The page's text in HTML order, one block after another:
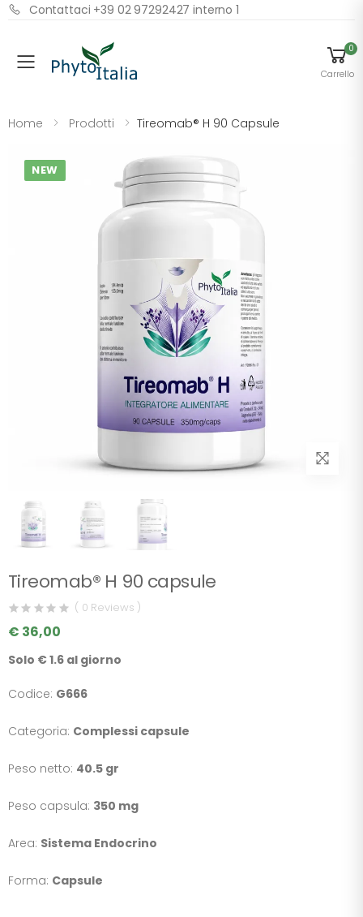
Contattaci +39 02 97292427 interno 1
Menu
0
Carrello
Home Prodotti Tireomab® H 90 Capsule
NEW
Tireomab® H 90 capsule
( 0 Reviews )
€ 36,00
Solo € 1.6 al giorno
Codice: G666
Categoria: Complessi capsule
Peso netto: 40.5 gr
Peso capsula: 350 mg
Area: Sistema Endocrino
Forma: Capsule